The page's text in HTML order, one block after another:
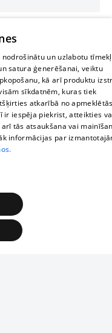
un uzlabotu
satura ģenerēšanai, veiktu
kā arī produktu
sīkdatnēm, kuras tiek
atkarībā no
ir iespēja piekrist, atteikties
tās atsaukšana vai
informācijas par